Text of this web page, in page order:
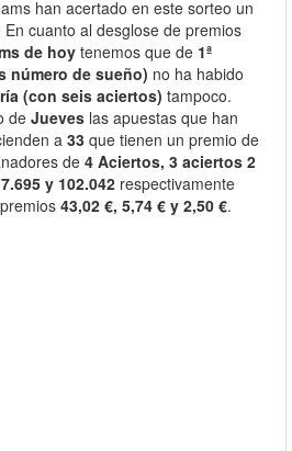
han acertado en este sorteo un
En cuanto al desglose de premios
de hoy tenemos que de 1ª
número de sueño) no ha habido
(con seis aciertos) tampoco.
de Jueves las apuestas que han
a 33 que tienen un premio de
de 4 Aciertos, 3 aciertos 2
y 102.042 respectivamente
43,02 €, 5,74 € y 2,50 €.